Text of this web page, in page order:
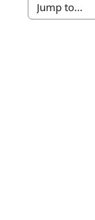
Jump to...